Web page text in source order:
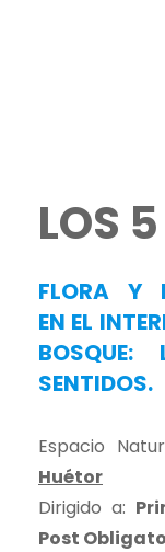
LOS
FLORA Y
EN EL
SENTIDOS.
Espacio
Huétor
Dirigido a:
Post